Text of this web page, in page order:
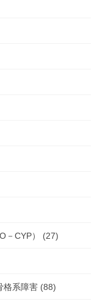
－CYP） (27)
格系障害 (88)